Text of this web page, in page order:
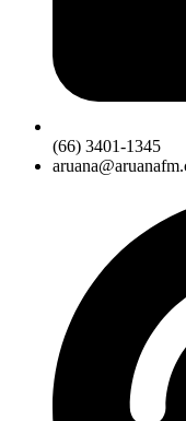
(66) 3401-1345